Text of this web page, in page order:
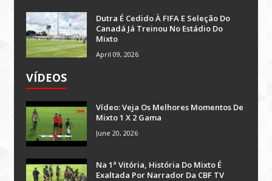
Dutra É Cedido À FIFA E Seleção Do
Canadá Já Treinou No Estádio Do
Mixto
April 09, 2026
VÍDEOS
Vídeo: Veja Os Melhores Momentos De
Mixto 1 X 2 Gama
June 20, 2026
Na 1ª Vitória, História Do Mixto É
Exaltada Por Narrador Da CBF TV